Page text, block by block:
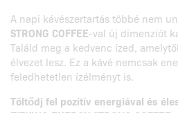
A napi kávészertartás többé nem
STRONG COFFEE-val új dimenziót
Találd meg a kedvenc ízed,
élvezet lesz. Ez a kávé nemcsak
feledhetetlen ízélményt is.
Töltődj fel pozitív energiával és